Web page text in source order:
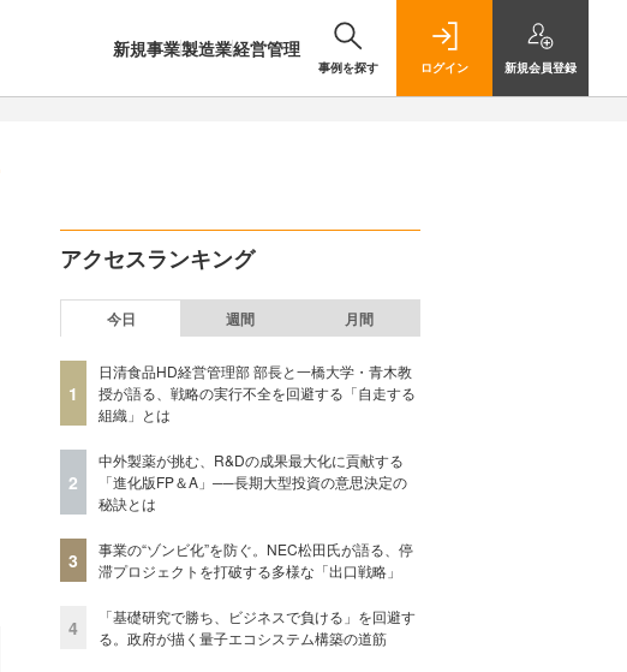
新規事業製造業経営管理
事例を探す ログイン 新規会員登録
アクセスランキング
今日 週間 月間
1
日清食品HD経営管理部 部長と一橋大学・青木教
授が語る、戦略の実行不全を回避する「自走する
組織」とは
2
中外製薬が挑む、R&Dの成果最大化に貢献する
「進化版FP＆A」──長期大型投資の意思決定の
秘訣とは
3
事業の“ゾンビ化”を防ぐ。NEC松田氏が語る、停
滞プロジェクトを打破する多様な「出口戦略」
4
「基礎研究で勝ち、ビジネスで負ける」を回避す
る。政府が描く量子エコシステム構築の道筋